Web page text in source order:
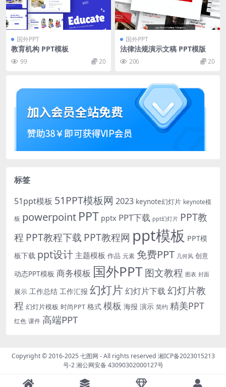
国外PPT
教育机构 PPT模板
99 20
国外PPT
法律法规演示文稿 PPT模版
206 20
标签
51ppt模板 51PPT模板网 2023 keynote幻灯片 keynote模
板 powerpoint PPT pptx PPT下载 ppt幻灯片 PPT教
程 PPT教程下载 PPT教程网 ppt模板 PPT模
板下载 ppt设计 主题模板 作品 元素 免费PPT 几何风 创意
动态PPT模板 商务模板 国外PPT图文教程 图表 封面
展示 工作总结 工作汇报 幻灯片 幻灯片下载 幻灯片教
程 幻灯片模板 时尚PPT 格式 模板 海报 演示 简约 精美PPT
红色 课件 高端PPT
Copyright © 2016-2025七图网 - All rights reserved 湘ICP备2023015213
号-2湘公网安备 43090302000127号